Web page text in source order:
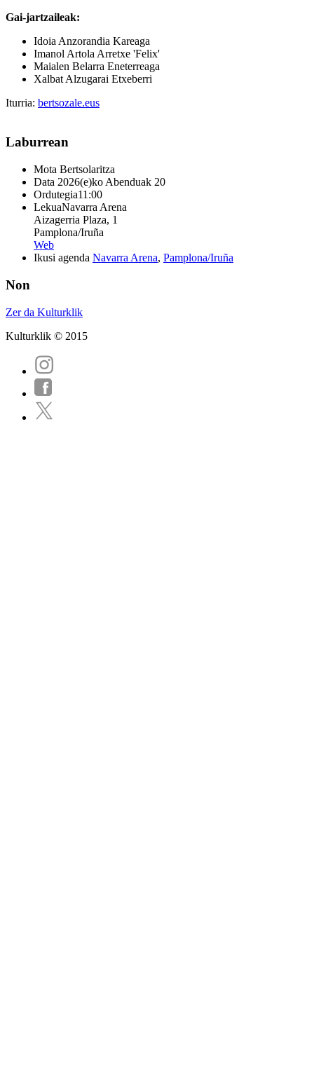
Gai-jartzaileak:
Idoia Anzorandia Kareaga
Imanol Artola Arretxe 'Felix'
Maialen Belarra Eneterreaga
Xalbat Alzugarai Etxeberri
Iturria: bertsozale.eus
Laburrean
Mota Bertsolaritza
Data 2026(e)ko Abenduak 20
Ordutegia11:00
LekuaNavarra Arena
Aizagerria Plaza, 1
Pamplona/Iruña
Web
Ikusi agenda Navarra Arena, Pamplona/Iruña
Non
Zer da Kulturklik
Kulturklik © 2015